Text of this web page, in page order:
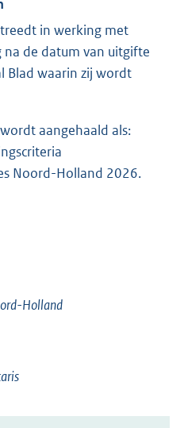
in werking met
na de datum van uitgifte
Blad waarin zij wordt
aangehaald als:
Noord-Holland 2026.
Holland